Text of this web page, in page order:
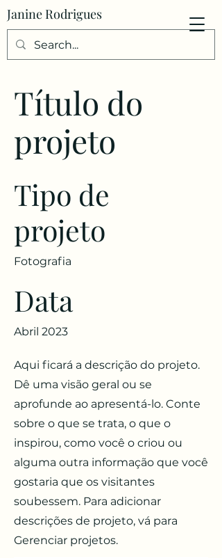
Janine Rodrigues
Título do
projeto
Tipo de
projeto
Fotografia
Data
Abril 2023
Aqui ficará a descrição do projeto.
Dê uma visão geral ou se
aprofunde ao apresentá-lo. Conte
sobre o que se trata, o que o
inspirou, como você o criou ou
alguma outra informação que você
gostaria que os visitantes
soubessem. Para adicionar
descrições de projeto, vá para
Gerenciar projetos.